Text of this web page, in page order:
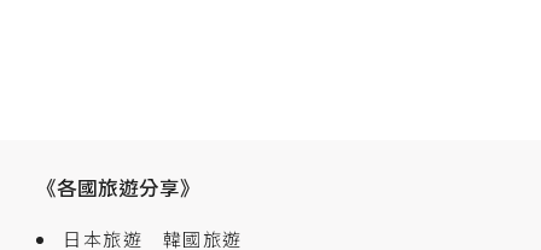
《各國旅遊分享》
日本旅遊
韓國旅遊